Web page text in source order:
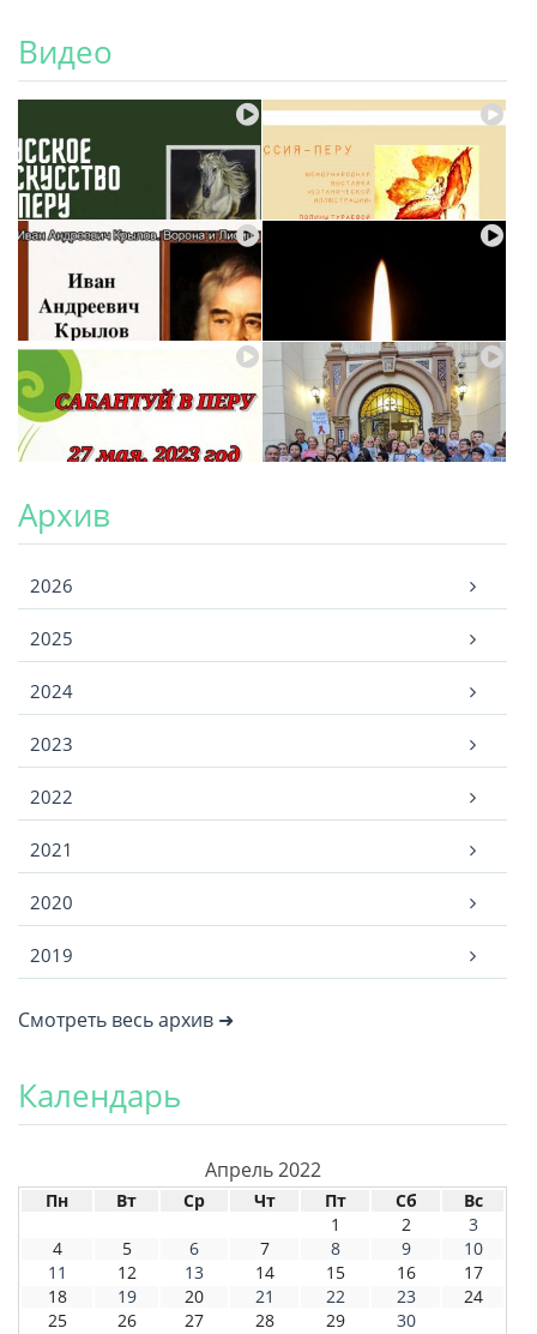
Видео
Архив
2026
2025
2024
2023
2022
2021
2020
2019
Смотреть весь архив ➜
Календарь
Апрель 2022
Пн Вт Ср Чт Пт Сб
Вс
1
2
3
4
5 6 7 8 9
10
11
12 13 14 15 16
17
18
19 20 21 22 23
24
25
26 27 28 29 30